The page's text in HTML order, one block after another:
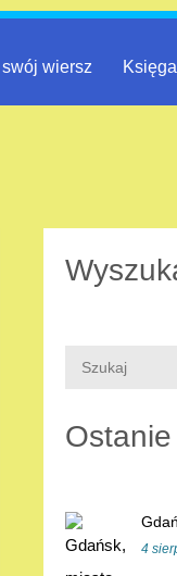
wiersz
4